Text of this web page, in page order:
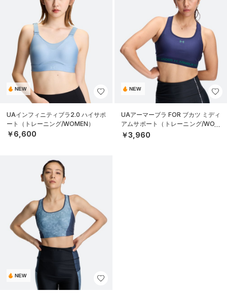
NEW
UAインフィニティブラ2.0 ハイサポ
ート（トレーニング/WOMEN）
￥6,600
NEW
UAアーマーブラ FOR ブカツ ミディ
アムサポート（トレーニング/WOM
EN）
￥3,960
NEW